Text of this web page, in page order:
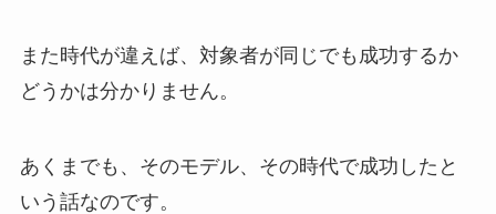
また時代が違えば、対象者が同じでも成功するか
どうかは分かりません。
あくまでも、そのモデル、その時代で成功したと
いう話なのです。